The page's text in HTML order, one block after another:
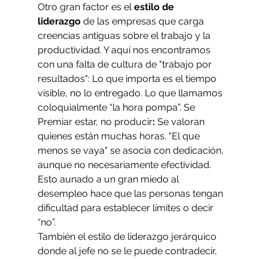
Otro gran factor es el estilo de
liderazgo de las empresas que carga
creencias antiguas sobre el trabajo y la
productividad. Y aquí nos encontramos
con una falta de cultura de "trabajo por
resultados": Lo que importa es el tiempo
visible, no lo entregado. Lo que llamamos
coloquialmente “la hora pompa”. Se
Premiar estar, no producir: Se valoran
quienes están muchas horas. "El que
menos se vaya" se asocia con dedicación,
aunque no necesariamente efectividad.
Esto aunado a un gran miedo al
desempleo hace que las personas tengan
dificultad para establecer límites o decir
“no”.
También el estilo de liderazgo jerárquico
donde al jefe no se le puede contradecir,